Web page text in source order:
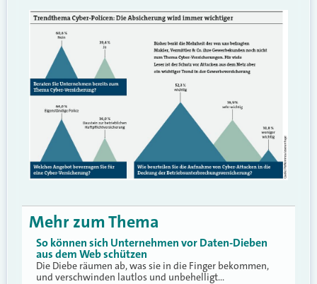
Mehr zum Thema
So können sich Unternehmen vor Daten-Dieben
aus dem Web schützen
Die Diebe räumen ab, was sie in die Finger bekommen,
und verschwinden lautlos und unbehelligt…